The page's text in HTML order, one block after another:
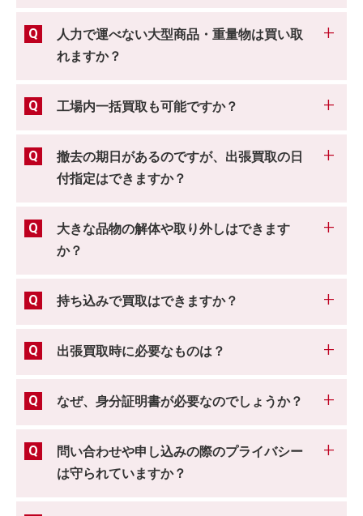
人力で運べない大型商品・重量物は買い取
れますか？
工場内一括買取も可能ですか？
撤去の期日があるのですが、出張買取の日
付指定はできますか？
大きな品物の解体や取り外しはできます
か？
持ち込みで買取はできますか？
出張買取時に必要なものは？
なぜ、身分証明書が必要なのでしょうか？
問い合わせや申し込みの際のプライバシー
は守られていますか？